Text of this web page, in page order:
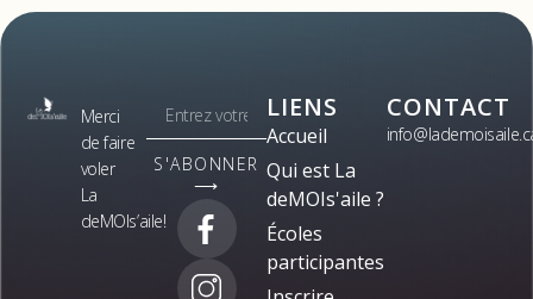
Merci
de faire
voler
La
deMOIs’aile!
S'ABONNER
⟶
LIENS
Accueil
Qui est La
deMOIs'aile ?
Écoles
participantes
CONTACT